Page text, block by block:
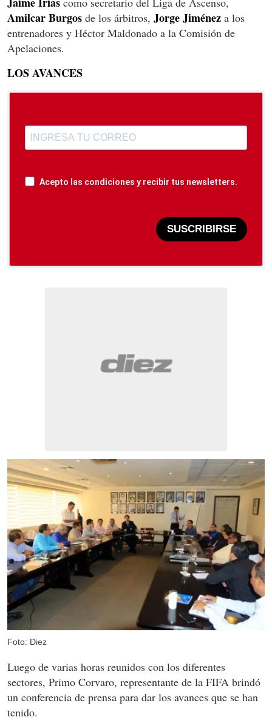
Amilcar Burgos de los árbitros, Jorge Jiménez a los
entrenadores y Héctor Maldonado a la Comisión de
Apelaciones.
LOS AVANCES
Acepto las condiciones y recibir tus newsletters.
SUSCRIBIRSE
Foto: Diez
Luego de varias horas reunidos con los diferentes
sectores, Primo Corvaro, representante de la FIFA brindó
un conferencia de prensa para dar los avances que se han
tenido.